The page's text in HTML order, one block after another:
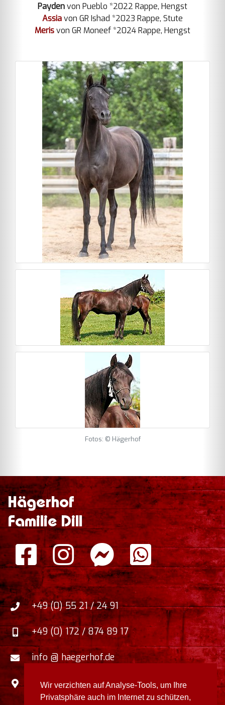
Wir verzichten auf Analyse-Tools, um Ihre
Privatsphäre auch im Internet zu schützen,
Paydenvon Pueblo *2022 Rappe, Hengst
Assiavon GR Ishad *2023 Rappe, Stute
Merisvon GR Moneef *2024 Rappe, Hengst
Fotos: © Hägerhof
Hägerhof
Familie Dill
+49 (0) 55 21 / 24 91
+49 (0) 172 / 874 89 17
info @ haegerhof.de
Zum Faulborn 5,
37412 Herzberg / Harz,Deutschland